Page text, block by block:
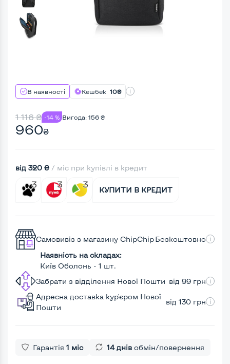
В наявності Кешбек 10₴
1 116₴ -14 % Вигода: 156 ₴
960₴
від 320 ₴ / міс при купівлі в кредит
КУПИТИ В КРЕДИТ
Самовивіз з магазину ChipChipБезкоштовно
Наявність на складах:
Київ Оболонь - 1 шт.
Забрати з відділення Нової Пошти від 99 грн
Адресна доставка кур'єром Нової
Пошти
від 130 грн
Гарантія 1 міс 14 днів обмін/повернення